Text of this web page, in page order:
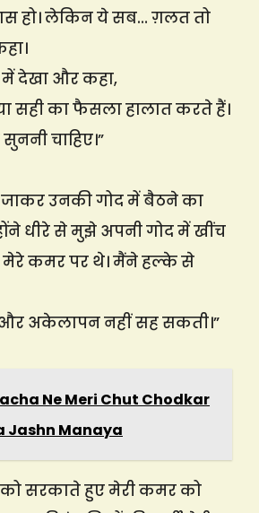
हो। लेकिन ये सब… ग़लत तो
देखा और कहा,
सही का फैसला हालात करते हैं।
चाहिए।”
उनकी गोद में बैठने का
धीरे से मुझे अपनी गोद में खींच
मेरे कमर पर थे। मैंने हल्के से
और अकेलापन नहीं सह सकती।”
Ne Meri Chut Chodkar
Jashn Manaya
को सरकाते हुए मेरी कमर को